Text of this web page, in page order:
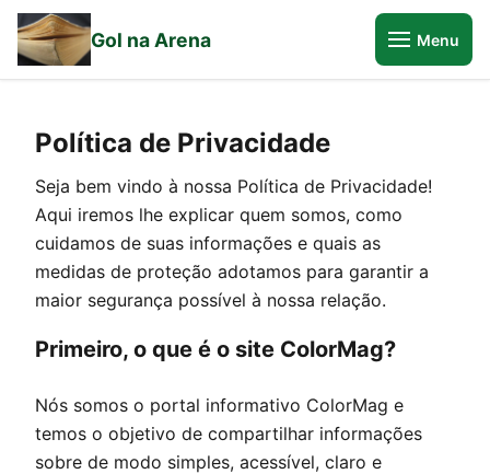
Gol na Arena Menu
Política de Privacidade
Seja bem vindo à nossa Política de Privacidade!
Aqui iremos lhe explicar quem somos, como
cuidamos de suas informações e quais as
medidas de proteção adotamos para garantir a
maior segurança possível à nossa relação.
Primeiro, o que é o site ColorMag?
Nós somos o portal informativo ColorMag e
temos o objetivo de compartilhar informações
sobre de modo simples, acessível, claro e